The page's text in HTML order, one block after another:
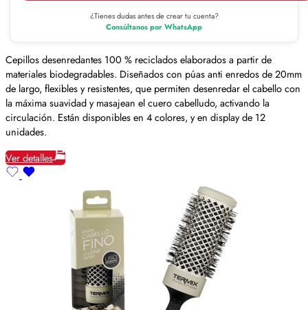
¿Tienes dudas antes de crear tu cuenta?
Consúltanos por WhatsApp
Cepillos desenredantes 100 % reciclados elaborados a partir de
materiales biodegradables. Diseñados con púas anti enredos de 20mm
de largo, flexibles y resistentes, que permiten desenredar el cabello con
la máxima suavidad y masajean el cuero cabelludo, activando la
circulación. Están disponibles en 4 colores, y en display de 12
unidades.
Ver detalles